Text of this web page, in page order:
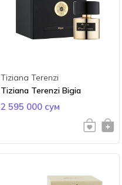
Tiziana Terenzi
Tiziana Terenzi Bigia
2 595 000 сум